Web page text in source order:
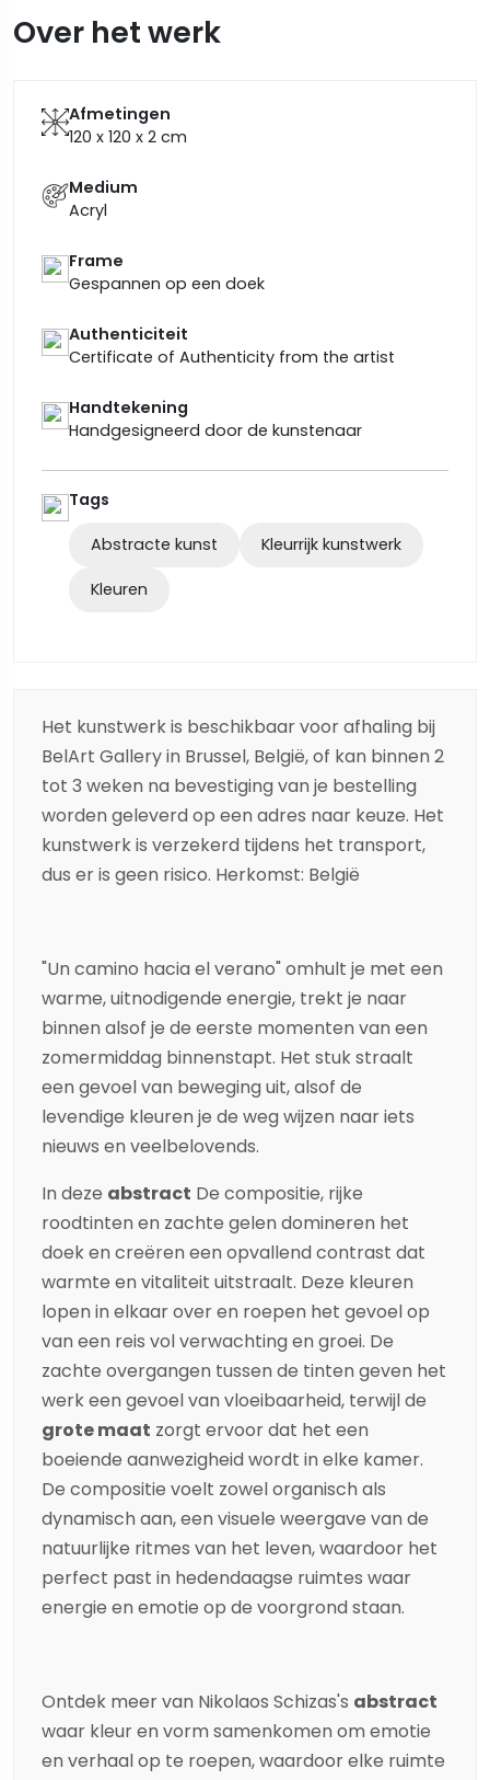
Over het werk
Afmetingen
120 x 120 x 2 cm
Medium
Acryl
Frame
Gespannen op een doek
Authenticiteit
Certificate of Authenticity from the artist
Handtekening
Handgesigneerd door de kunstenaar
Tags
Abstracte kunst Kleurrijk kunstwerk
Kleuren
Het kunstwerk is beschikbaar voor afhaling bij
BelArt Gallery in Brussel, België, of kan binnen 2
tot 3 weken na bevestiging van je bestelling
worden geleverd op een adres naar keuze. Het
kunstwerk is verzekerd tijdens het transport,
dus er is geen risico. Herkomst: België
"Un camino hacia el verano" omhult je met een
warme, uitnodigende energie, trekt je naar
binnen alsof je de eerste momenten van een
zomermiddag binnenstapt. Het stuk straalt
een gevoel van beweging uit, alsof de
levendige kleuren je de weg wijzen naar iets
nieuws en veelbelovends.
In deze abstract De compositie, rijke
roodtinten en zachte gelen domineren het
doek en creëren een opvallend contrast dat
warmte en vitaliteit uitstraalt. Deze kleuren
lopen in elkaar over en roepen het gevoel op
van een reis vol verwachting en groei. De
zachte overgangen tussen de tinten geven het
werk een gevoel van vloeibaarheid, terwijl de
grote maat zorgt ervoor dat het een
boeiende aanwezigheid wordt in elke kamer.
De compositie voelt zowel organisch als
dynamisch aan, een visuele weergave van de
natuurlijke ritmes van het leven, waardoor het
perfect past in hedendaagse ruimtes waar
energie en emotie op de voorgrond staan.
Ontdek meer van Nikolaos Schizas's abstract
waar kleur en vorm samenkomen om emotie
en verhaal op te roepen, waardoor elke ruimte